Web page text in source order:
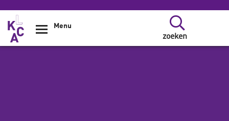
Overslaan en naar de inhoud gaan
zoeken
Menu